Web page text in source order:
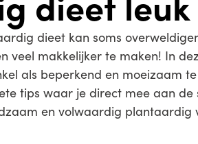
dieet kan soms
veel makkelijker te maken! In
als beperkend en moeizaam
tips waar je direct mee aan
en volwaardig plantaardig